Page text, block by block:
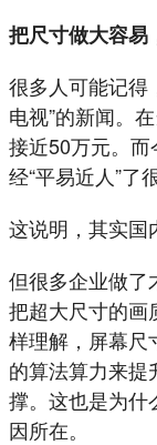
把尺寸做大容易
很多人可能记得
电视”的新闻。
接近50万元。
经“平易近人”了
这说明，其实国
但很多企业做
把超大尺寸的画
样理解，屏幕尺
的算法算力来提
撑。这也是为什
因所在。